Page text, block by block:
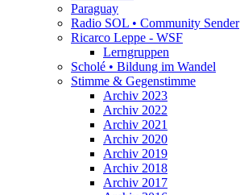
Paraguay
Radio SOL • Community Sender
Ricarco Leppe - WSF
Lerngruppen
Scholé • Bildung im Wandel
Stimme & Gegenstimme
Archiv 2023
Archiv 2022
Archiv 2021
Archiv 2020
Archiv 2019
Archiv 2018
Archiv 2017